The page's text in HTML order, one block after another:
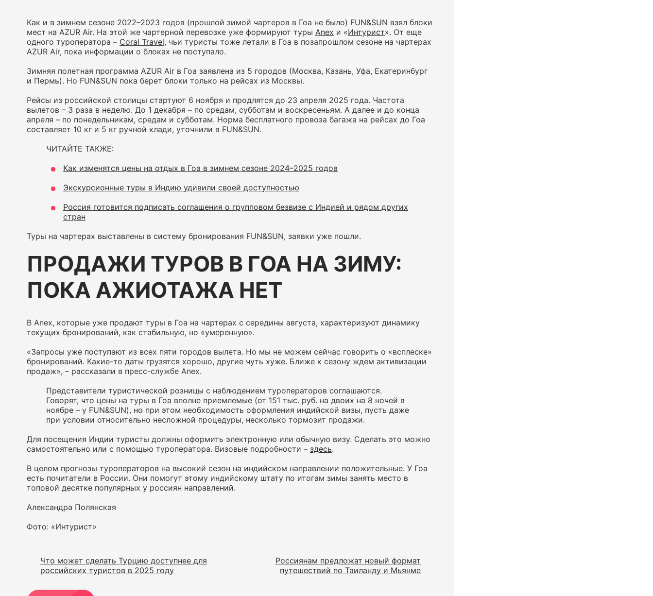
Как и в зимнем сезоне 2022–2023 годов (прошлой зимой чартеров в Гоа не было) FUN&SUN взял блоки
мест на AZUR Air. На этой же чартерной перевозке уже формируют туры Anex и «Интурист». От еще
одного туроператора – Coral Travel, чьи туристы тоже летали в Гоа в позапрошлом сезоне на чартерах
AZUR Air, пока информации о блоках не поступало.
Зимняя полетная программа AZUR Air в Гоа заявлена из 5 городов (Москва, Казань, Уфа, Екатеринбург
и Пермь). Но FUN&SUN пока берет блоки только на рейсах из Москвы.
Рейсы из российской столицы стартуют 6 ноября и продлятся до 23 апреля 2025 года. Частота
вылетов – 3 раза в неделю. До 1 декабря – по средам, субботам и воскресеньям. А далее и до конца
апреля – по понедельникам, средам и субботам. Норма бесплатного провоза багажа на рейсах до Гоа
составляет 10 кг и 5 кг ручной клади, уточнили в FUN&SUN.
ЧИТАЙТЕ ТАКЖЕ:
Как изменятся цены на отдых в Гоа в зимнем сезоне 2024–2025 годов
Экскурсионные туры в Индию удивили своей доступностью
Россия готовится подписать соглашения о групповом безвизе с Индией и рядом других
стран
Туры на чартерах выставлены в систему бронирования FUN&SUN, заявки уже пошли.
ПРОДАЖИ ТУРОВ В ГОА НА ЗИМУ:
ПОКА АЖИОТАЖА НЕТ
В Anex, которые уже продают туры в Гоа на чартерах с середины августа, характеризуют динамику
текущих бронирований, как стабильную, но «умеренную».
«Запросы уже поступают из всех пяти городов вылета. Но мы не можем сейчас говорить о «всплеске»
бронирований. Какие-то даты грузятся хорошо, другие чуть хуже. Ближе к сезону ждем активизации
продаж», – рассказали в пресс-службе Anex.
Представители туристической розницы с наблюдением туроператоров соглашаются.
Говорят, что цены на туры в Гоа вполне приемлемые (от 151 тыс. руб. на двоих на 8 ночей в
ноябре – у FUN&SUN), но при этом необходимость оформления индийской визы, пусть даже
при условии относительно несложной процедуры, несколько тормозит продажи.
Для посещения Индии туристы должны оформить электронную или обычную визу. Сделать это можно
самостоятельно или с помощью туроператора. Визовые подробности – здесь.
В целом прогнозы туроператоров на высокий сезон на индийском направлении положительные. У Гоа
есть почитатели в России. Они помогут этому индийскому штату по итогам зимы занять место в
топовой десятке популярных у россиян направлений.
Александра Полянская
Фото: «Интурист»
Что может сделать Турцию доступнее для
российских туристов в 2025 году
Россиянам предложат новый формат
путешествий по Таиланду и Мьянме